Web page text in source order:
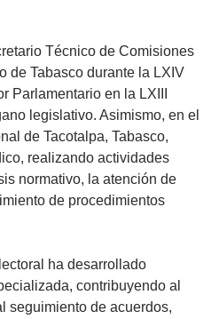
Técnico de Comisiones
de Tabasco durante la LXIV
Parlamentario en la LXIII
legislativo. Asimismo, en el
de Tacotalpa, Tabasco,
realizando actividades
normativo, la atención de
de procedimientos
ha desarrollado
contribuyendo al
seguimiento de acuerdos,